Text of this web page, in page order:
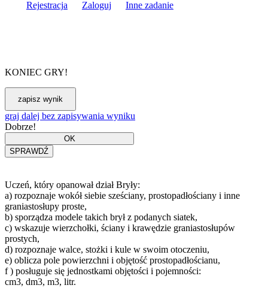
Rejestracja Zaloguj Inne zadanie
KONIEC GRY!
graj dalej bez zapisywania wyniku
Dobrze!
Uczeń, który opanował dział Bryły:
a) rozpoznaje wokół siebie sześciany, prostopadłościany i inne
graniastosłupy proste,
b) sporządza modele takich brył z podanych siatek,
c) wskazuje wierzchołki, ściany i krawędzie graniastosłupów
prostych,
d) rozpoznaje walce, stożki i kule w swoim otoczeniu,
e) oblicza pole powierzchni i objętość prostopadłościanu,
f ) posługuje się jednostkami objętości i pojemności:
cm3, dm3, m3, litr.